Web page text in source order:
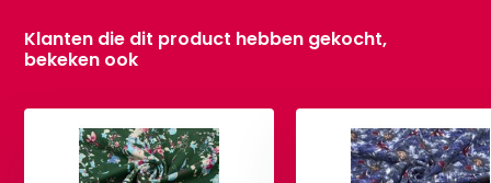
Klanten die dit product hebben gekocht,
bekeken ook